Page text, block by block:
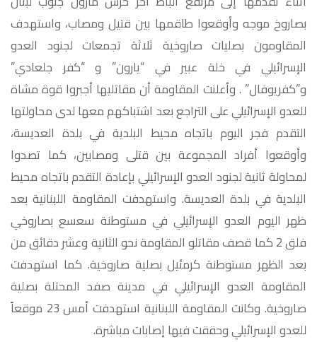
بصاروخ موجه وأوقعوا طاقمها بين قتيل ومصاب، واستهدف
المقاومون بصليات صاروخية ثلاثة تجمعات لجنود العدو
الإسرائيلي في خلة عبير في “يارون” و “كفر جلعادي”
و”كفريوفال” . وأعلنت المقاومة أن مقاتليها أجبروا قوة مشاة
للعدو الإسرائيلي على التراجع بعد اشتباكهم معها لدى محاولتها
التقدم فجر اليوم باتجاه محيط البلدية في بلدة العديسة،
وأوقعوا أفراد المجموعة بين قتلى ومصابين، كما تصدوا
لمحاولة ثانية لجنود العدو الإسرائيلي بإعادة التقدم باتجاه محيط
البلدية في بلدة العديسة. واستهدفت المقاومة اللبنانية بعد
ظهر اليوم العدو الإسرائيلي في مستوطنة سعسع بصاروخي
فلق 2 كما قصف مقاتلو المقاومة نحو الثانية وعشر دقائق من
بعد الظهر مستوطنة كرمئيل بصلية صاروخية. كما استهدفت
المقاومة العدو الإسرائيلي في ‏مدينة ‏صفد المحتلة بصلية
صاروخية. وكانت المقاومة اللبنانية استهدفت أمس 23 موقعاً
للعدو الإسرائيلي وحققت فيها إصابات مباشرة.